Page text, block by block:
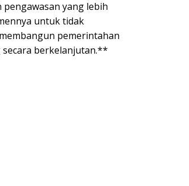
yang lebih
untuk tidak
pemerintahan
berkelanjutan.**